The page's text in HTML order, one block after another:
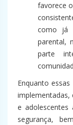
favorece
como já
parental,
parte
Enquanto
implementadas,
e
segurança,